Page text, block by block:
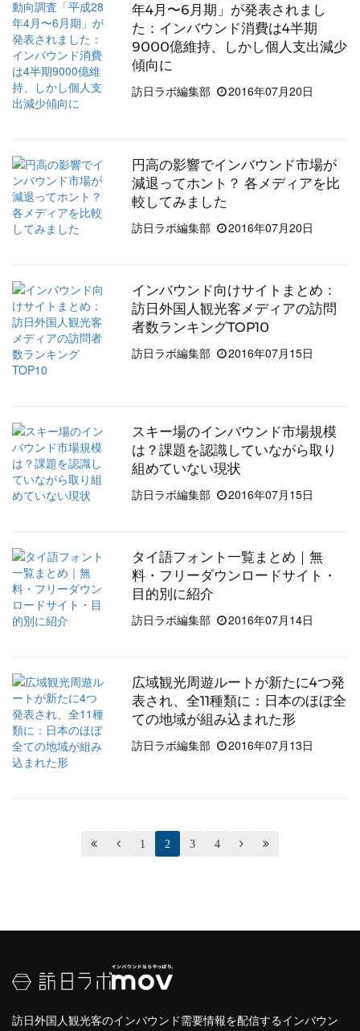
年4月〜6月期」が発表されまし
た：インバウンド消費は4半期
9000億維持、しかし個人支出減少
傾向に
訪日ラボ編集部
2016年07月20日
円高の影響でインバウンド市場が
減退ってホント？ 各メディアを比
較してみました
訪日ラボ編集部
2016年07月20日
インバウンド向けサイトまとめ：
訪日外国人観光客メディアの訪問
者数ランキングTOP10
訪日ラボ編集部
2016年07月15日
スキー場のインバウンド市場規模
は？課題を認識していながら取り
組めていない現状
訪日ラボ編集部
2016年07月15日
タイ語フォント一覧まとめ｜無
料・フリーダウンロードサイト・
目的別に紹介
訪日ラボ編集部
2016年07月14日
広域観光周遊ルートが新たに4つ発
表され、全11種類に：日本のほぼ全
ての地域が組み込まれた形
訪日ラボ編集部
2016年07月13日
  1 2 3 4  
訪日外国人観光客のインバウンド需要情報を配信するインバウン